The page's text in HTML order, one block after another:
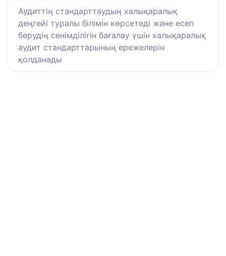
Аудиттің стандарттаудың халықаралық
деңгейі туралы білімін көрсетеді және есеп
берудің сенімділігін бағалау үшін халықаралық
аудит стандарттарының ережелерін
қолданады